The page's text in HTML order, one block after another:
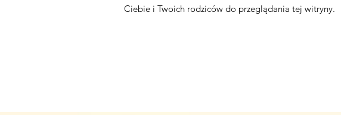
Ciebie i Twoich rodziców do przeglądania tej witryny.